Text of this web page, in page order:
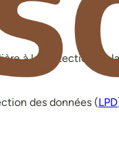
à la protection de
des données (LPD